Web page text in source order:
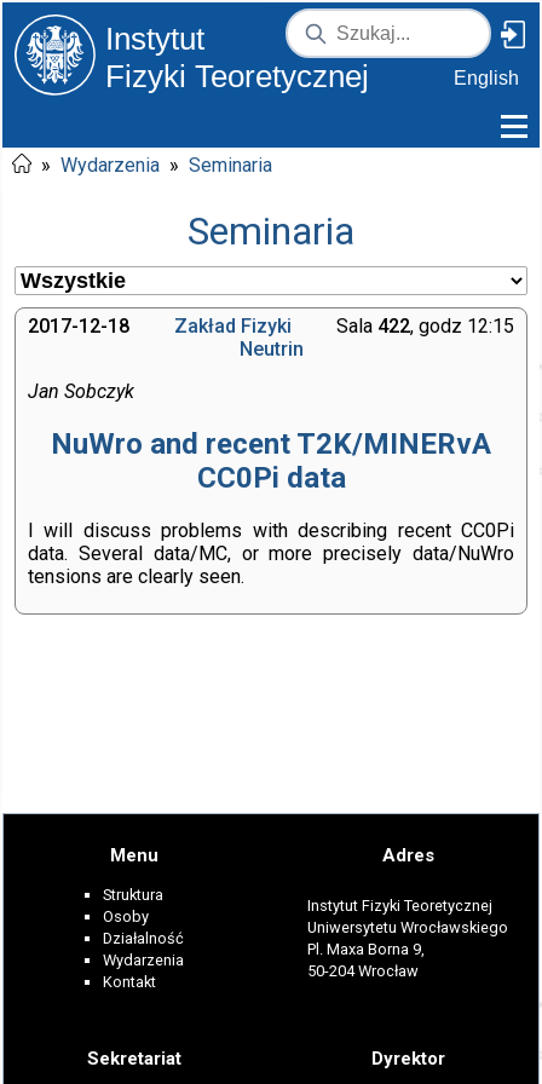
Instytut
Fizyki Teoretycznej
English
» Wydarzenia » Seminaria
Seminaria
2017-12-18 Sala 422, godz 12:15
Zakład Fizyki
Neutrin
Jan Sobczyk
NuWro and recent T2K/MINERvA
CC0Pi data
I will discuss problems with describing recent CC0Pi
data. Several data/MC, or more precisely data/NuWro
tensions are clearly seen.
Menu
Struktura
Osoby
Działalność
Wydarzenia
Kontakt
Adres
Instytut Fizyki Teoretycznej
Uniwersytetu Wrocławskiego
Pl. Maxa Borna 9,
50-204 Wrocław
Sekretariat Dyrektor